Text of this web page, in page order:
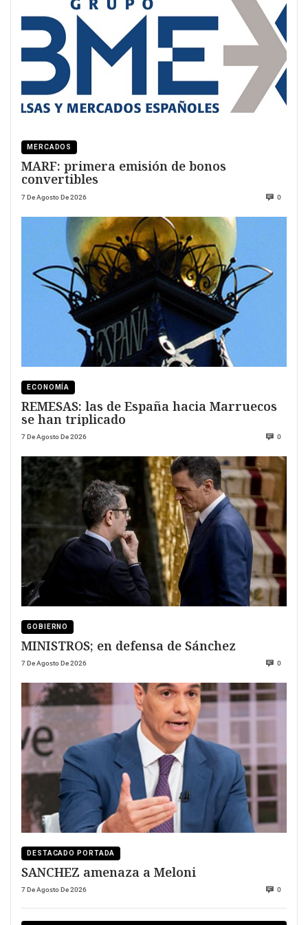
MERCADOS
MARF: primera emisión de bonos
convertibles
7 De Agosto De 2026 0
ECONOMÍA
REMESAS: las de España hacia Marruecos
se han triplicado
7 De Agosto De 2026 0
GOBIERNO
MINISTROS; en defensa de Sánchez
7 De Agosto De 2026 0
DESTACADO PORTADA
SANCHEZ amenaza a Meloni
7 De Agosto De 2026 0